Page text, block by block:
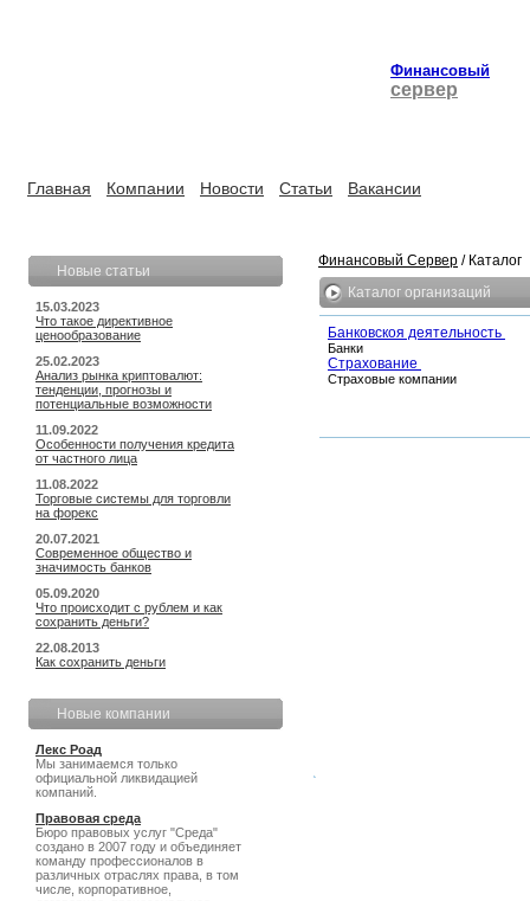
Финансовый
сервер
Главная Компании Новости Статьи Вакансии
Новые статьи
15.03.2023
Что такое директивное
ценообразование
25.02.2023
Анализ рынка криптовалют:
тенденции, прогнозы и
потенциальные возможности
11.09.2022
Особенности получения кредита
от частного лица
11.08.2022
Торговые системы для торговли
на форекс
20.07.2021
Современное общество и
значимость банков
05.09.2020
Что происходит с рублем и как
сохранить деньги?
22.08.2013
Как сохранить деньги
Новые компании
Лекс Роад
Мы занимаемся только
официальной ликвидацией
компаний.
Правовая среда
Бюро правовых услуг "Среда"
создано в 2007 году и объединяет
команду профессионалов в
различных отраслях права, в том
числе, корпоративное,
Финансовый Сервер / Каталог
Каталог организаций
Банковскоя деятельность
Банки
Страхование
Страховые компании